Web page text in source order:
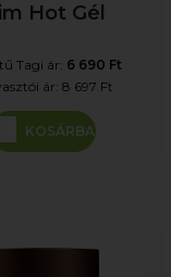
Hot Gél
Tagi ár: 6 690 Ft
ár:8 697 Ft
KOSÁRBA